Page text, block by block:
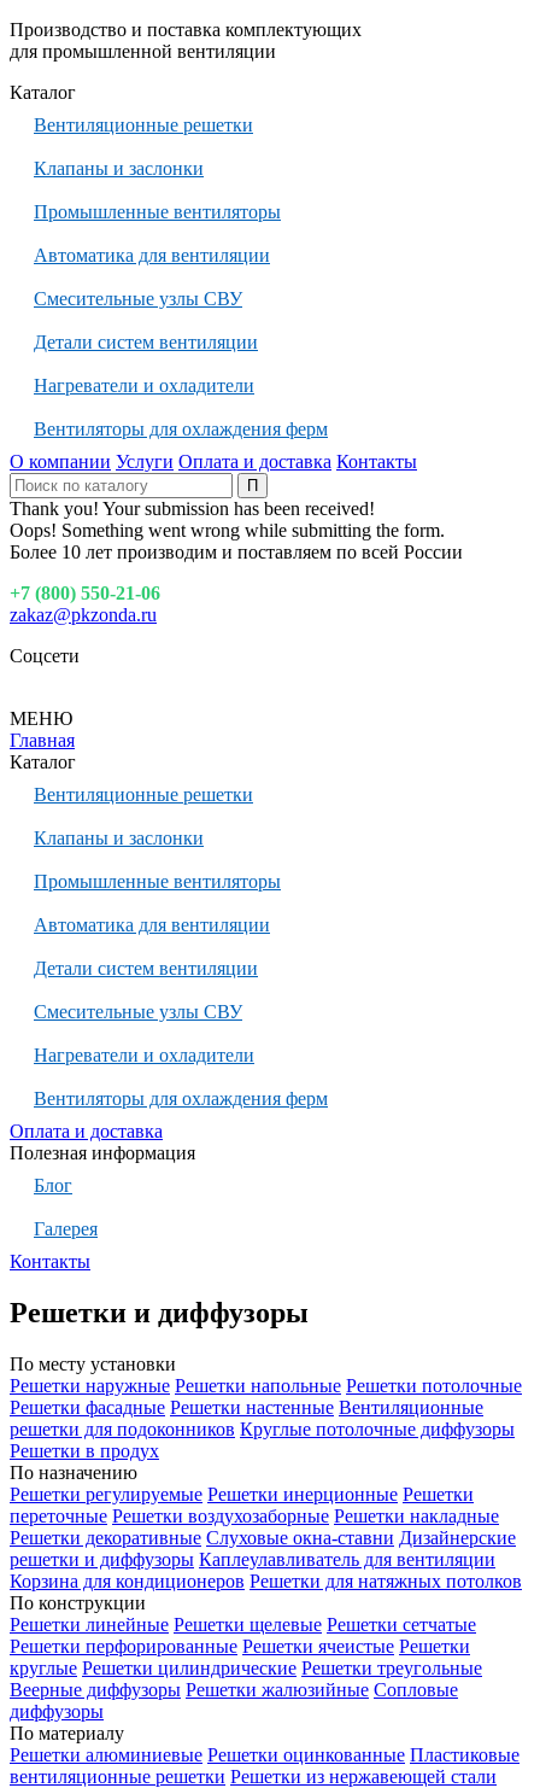
Производство и поставка комплектующих
для промышленной вентиляции
Каталог
Вентиляционные решетки
Клапаны и заслонки
Промышленные вентиляторы
Автоматика для вентиляции
Смесительные узлы СВУ
Детали систем вентиляции
Нагреватели и охладители
Вентиляторы для охлаждения ферм
О компании Услуги Оплата и доставка Контакты
Thank you! Your submission has been received!
Oops! Something went wrong while submitting the form.
Более 10 лет производим и поставляем по всей России
+7 (800) 550-21-06
zakaz@pkzonda.ru
Соцсети
МЕНЮ
Главная
Каталог
Вентиляционные решетки
Клапаны и заслонки
Промышленные вентиляторы
Автоматика для вентиляции
Детали систем вентиляции
Смесительные узлы СВУ
Нагреватели и охладители
Вентиляторы для охлаждения ферм
Оплата и доставка
Полезная информация
Блог
Галерея
Контакты
Решетки и диффузоры
По месту установки
Решетки наружные Решетки напольные Решетки потолочные
Решетки фасадные Решетки настенные Вентиляционные
решетки для подоконников Круглые потолочные диффузоры
Решетки в продух
По назначению
Решетки регулируемые Решетки инерционные Решетки
переточные Решетки воздухозаборные Решетки накладные
Решетки декоративные Слуховые окна-ставни Дизайнерские
решетки и диффузоры Каплеулавливатель для вентиляции
Корзина для кондиционеров Решетки для натяжных потолков
По конструкции
Решетки линейные Решетки щелевые Решетки сетчатые
Решетки перфорированные Решетки ячеистые Решетки
круглые Решетки цилиндрические Решетки треугольные
Веерные диффузоры Решетки жалюзийные Сопловые
диффузоры
По материалу
Решетки алюминиевые Решетки оцинкованные Пластиковые
вентиляционные решетки Решетки из нержавеющей стали